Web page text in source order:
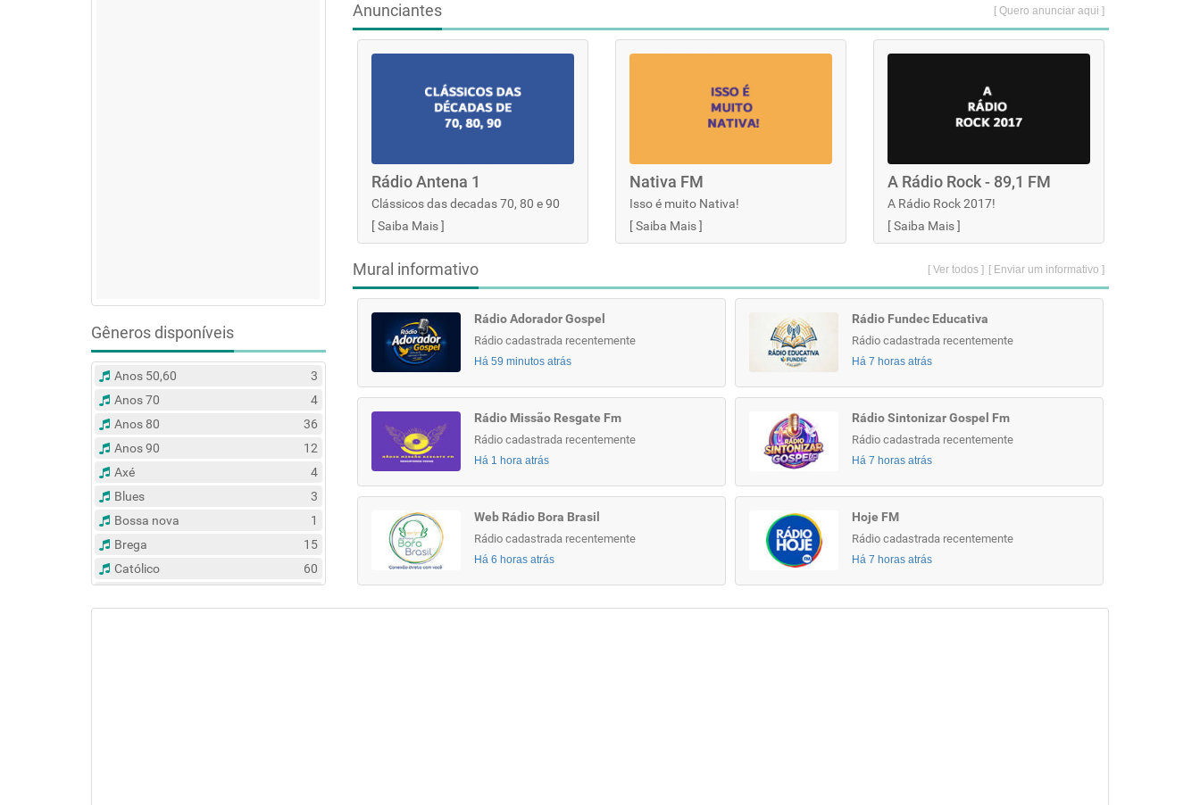
Gêneros disponíveis
Anos 50,60
3
Anos 70
4
Anos 80
36
Anos 90
12
Axé
4
Blues
3
Bossa nova
1
Brega
15
Católico
60
Anunciantes [ Quero anunciar aqui ]
Rádio Antena 1
Clássicos das decadas 70, 80 e 90
[Saiba Mais]
Nativa FM
Isso é muito Nativa!
[Saiba Mais]
A Rádio Rock - 89,1 FM
A Rádio Rock 2017!
[Saiba Mais]
Mural informativo [ Enviar um informativo ]
[ Ver todos ]
Rádio Adorador Gospel
Rádio cadastrada recentemente
Há 59 minutos atrás
Rádio Fundec Educativa
Rádio cadastrada recentemente
Há 7 horas atrás
Rádio Missão Resgate Fm
Rádio cadastrada recentemente
Há 1 hora atrás
Rádio Sintonizar Gospel Fm
Rádio cadastrada recentemente
Há 7 horas atrás
Web Rádio Bora Brasil
Rádio cadastrada recentemente
Há 6 horas atrás
Hoje FM
Rádio cadastrada recentemente
Há 7 horas atrás